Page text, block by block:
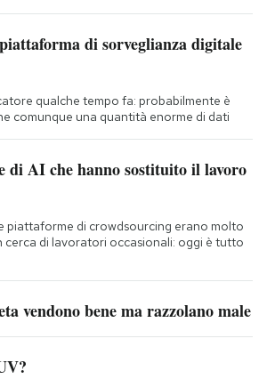
di sorveglianza digitale
qualche tempo fa: probabilmente è
comunque una quantità enorme di dati
di AI che hanno sostituito il lavoro
piattaforme di crowdsourcing erano molto
cerca di lavoratori occasionali: oggi è tutto
vendono bene ma razzolano male